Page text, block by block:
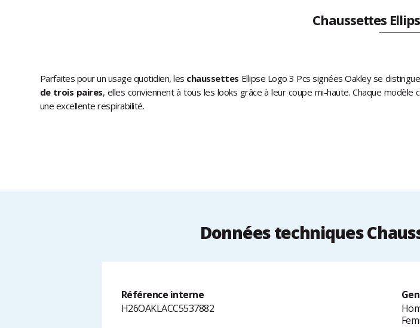
Chaussettes
Parfaites pour un usage quotidien, les chaussettes Ellipse Logo 3 Pcs signées Oakley se
de trois paires, elles conviennent à tous les looks grâce à leur coupe mi-haute. Chaque
une excellente respirabilité.
Données techniques
Référence interne
H26OAKLACC5537882